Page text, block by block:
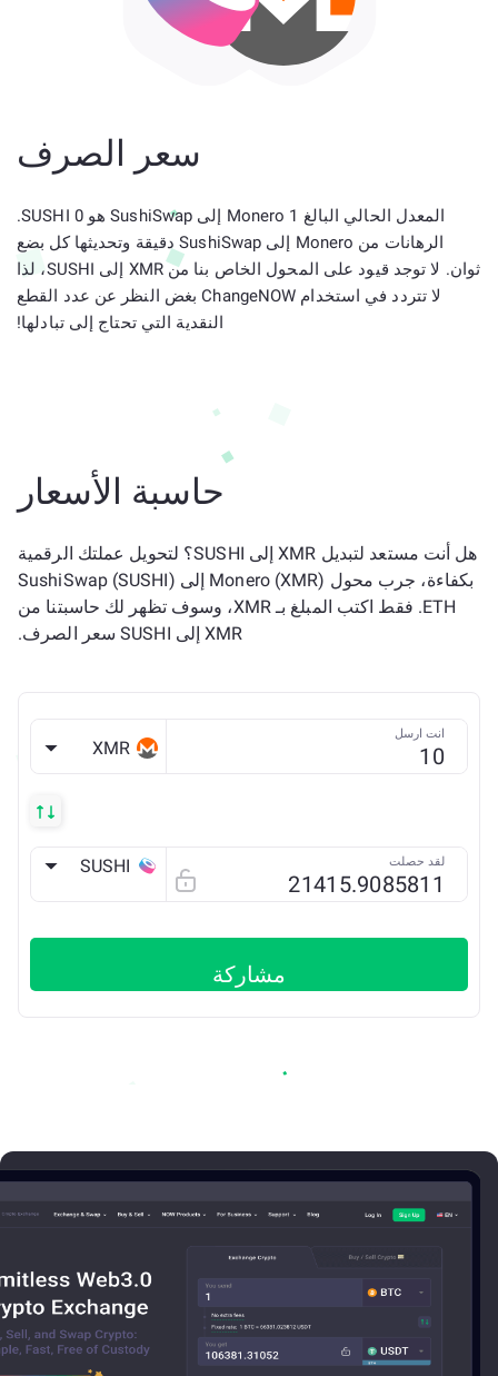
سعر الصرف
المعدل الحالي البالغ 1 Monero إلى SushiSwap هو 0 SUSHI.
الرهانات من Monero إلى SushiSwap دقيقة وتحديثها كل بضع
ثوان. لا توجد قيود على المحول الخاص بنا من XMR إلى SUSHI، لذا
لا تتردد في استخدام ChangeNOW بغض النظر عن عدد القطع
النقدية التي تحتاج إلى تبادلها!
حاسبة الأسعار
هل أنت مستعد لتبديل XMR إلى SUSHI؟ لتحويل عملتك الرقمية
بكفاءة، جرب محول Monero (XMR) إلى SushiSwap (SUSHI)
ETH. فقط اكتب المبلغ بـ XMR، وسوف تظهر لك حاسبتنا من
XMR إلى SUSHI سعر الصرف.
انت ارسل
XMR
لقد حصلت SUSHI
مشاركة